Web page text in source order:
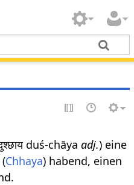
duś-chāyaadj.) eine
Chhaya) habend, einen